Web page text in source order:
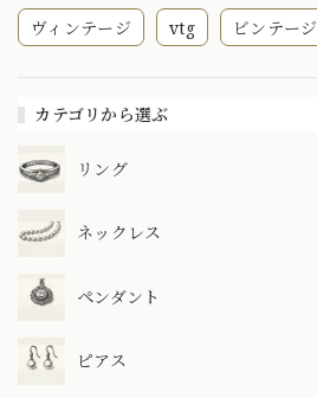
ヴィンテージ vtg ビンテージ
カテゴリから選ぶ
リング
ネックレス
ペンダント
ピアス